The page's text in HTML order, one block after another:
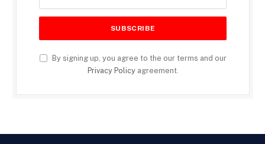
By signing up, you agree to the our terms and our
Privacy Policyagreement.